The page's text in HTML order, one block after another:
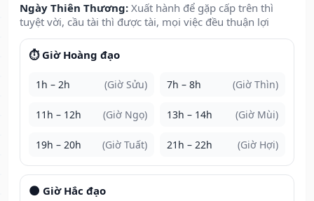
Ngày Thiên Thương: Xuất hành để gặp cấp trên thì
tuyệt vời, cầu tài thì được tài, mọi việc đều thuận lợi
⏱️ Giờ Hoàng đạo
1h – 2h (Giờ Sửu) 7h – 8h (Giờ Thìn)
11h – 12h (Giờ Ngọ) 13h – 14h (Giờ Mùi)
19h – 20h (Giờ Tuất) 21h – 22h (Giờ Hợi)
🌑 Giờ Hắc đạo